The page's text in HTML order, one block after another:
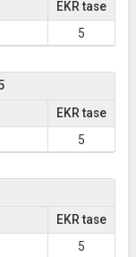
EKR tase
5
EKR tase
5
EKR tase
5